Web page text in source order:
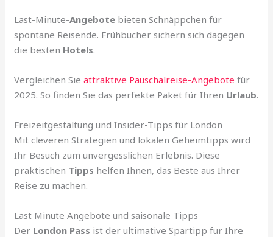
Last-Minute-Angebote bieten Schnäppchen für
spontane Reisende. Frühbucher sichern sich dagegen
die besten Hotels.
Vergleichen Sieattraktive Pauschalreise-Angebote für
2025. So finden Sie das perfekte Paket für Ihren Urlaub.
Freizeitgestaltung und Insider-Tipps für London
Mit cleveren Strategien und lokalen Geheimtipps wird
Ihr Besuch zum unvergesslichen Erlebnis. Diese
praktischen Tipps helfen Ihnen, das Beste aus Ihrer
Reise zu machen.
Last Minute Angebote und saisonale Tipps
Der London Pass ist der ultimative Spartipp für Ihre